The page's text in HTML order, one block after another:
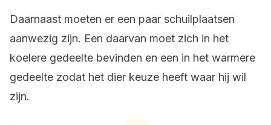
Daarnaast moeten er een paar schuilplaatsen
aanwezig zijn. Een daarvan moet zich in het
koelere gedeelte bevinden en een in het warmere
gedeelte zodat het dier keuze heeft waar hij wil
zijn.